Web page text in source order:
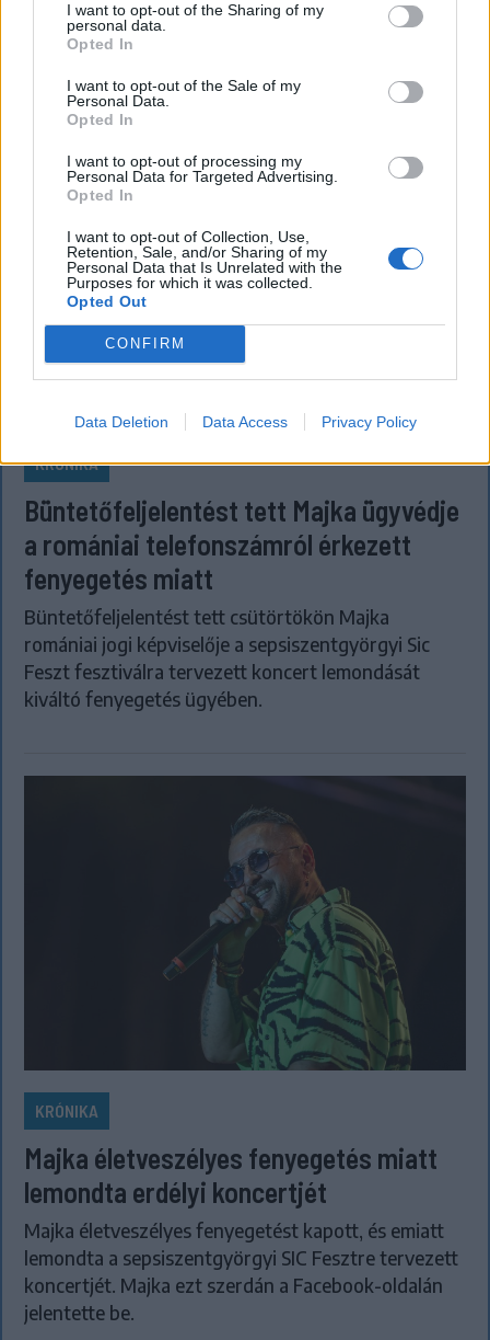
I want to opt-out of the Sharing of my
personal data.
Opted In
I want to opt-out of the Sale of my
Personal Data.
Opted In
I want to opt-out of processing my
Personal Data for Targeted Advertising.
Opted In
I want to opt-out of Collection, Use,
Retention, Sale, and/or Sharing of my
Personal Data that Is Unrelated with the
Purposes for which it was collected.
Opted Out
CONFIRM
Data Deletion Data Access Privacy Policy
elsőbbségadási vita nyomán.
KRÓNIKA
Büntetőfeljelentést tett Majka ügyvédje
a romániai telefonszámról érkezett
fenyegetés miatt
Büntetőfeljelentést tett csütörtökön Majka
romániai jogi képviselője a sepsiszentgyörgyi Sic
Feszt fesztiválra tervezett koncert lemondását
kiváltó fenyegetés ügyében.
KRÓNIKA
Majka életveszélyes fenyegetés miatt
lemondta erdélyi koncertjét
Majka életveszélyes fenyegetést kapott, és emiatt
lemondta a sepsiszentgyörgyi SIC Fesztre tervezett
koncertjét. Majka ezt szerdán a Facebook-oldalán
jelentette be.